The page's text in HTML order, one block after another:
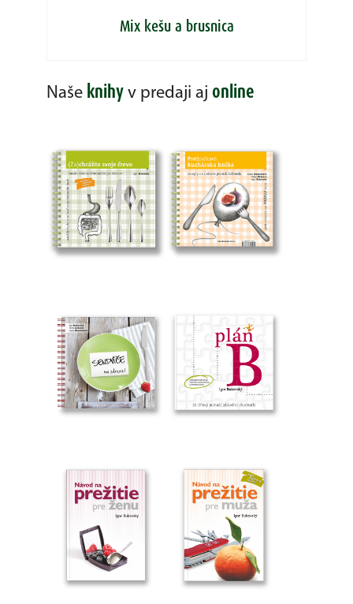
Mix kešu a brusnica
Naše knihy v predaji aj online